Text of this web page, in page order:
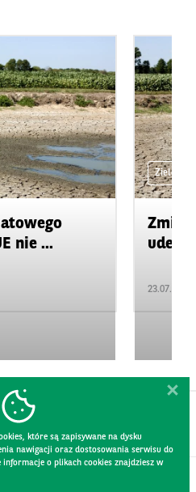
nie ...
Zielone
23.07.2026
które są zapisywane na dysku
nawigacji oraz dostosowania serwisu do
informacje o plikach cookies znajdziesz w